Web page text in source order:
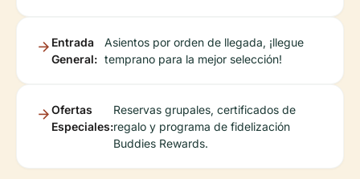
Entrada
General:
Asientos por orden de llegada, ¡llegue
temprano para la mejor selección!
Ofertas
Especiales:
Reservas grupales, certificados de
regalo y programa de fidelización
Buddies Rewards.